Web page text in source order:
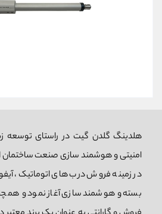
هلدینگ گلدن گیت در راستای توسعه
در زمینه فروش درب های اتوماتیک،
بسته و هوشمند سازی آغاز نمود و